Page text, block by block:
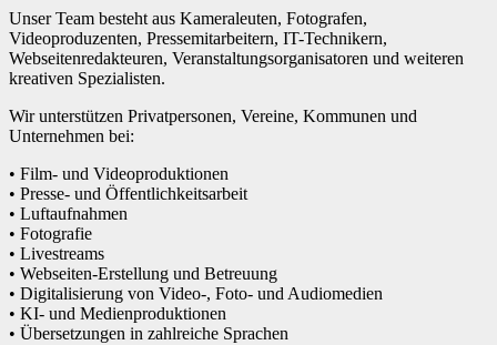
Unser Team besteht aus Kameraleuten, Fotografen,
Videoproduzenten, Pressemitarbeitern, IT-Technikern,
Webseitenredakteuren, Veranstaltungsorganisatoren und weiteren
kreativen Spezialisten.
Wir unterstützen Privatpersonen, Vereine, Kommunen und
Unternehmen bei:
• Film- und Videoproduktionen
• Presse- und Öffentlichkeitsarbeit
• Luftaufnahmen
• Fotografie
• Livestreams
• Webseiten-Erstellung und Betreuung
• Digitalisierung von Video-, Foto- und Audiomedien
• KI- und Medienproduktionen
• Übersetzungen in zahlreiche Sprachen